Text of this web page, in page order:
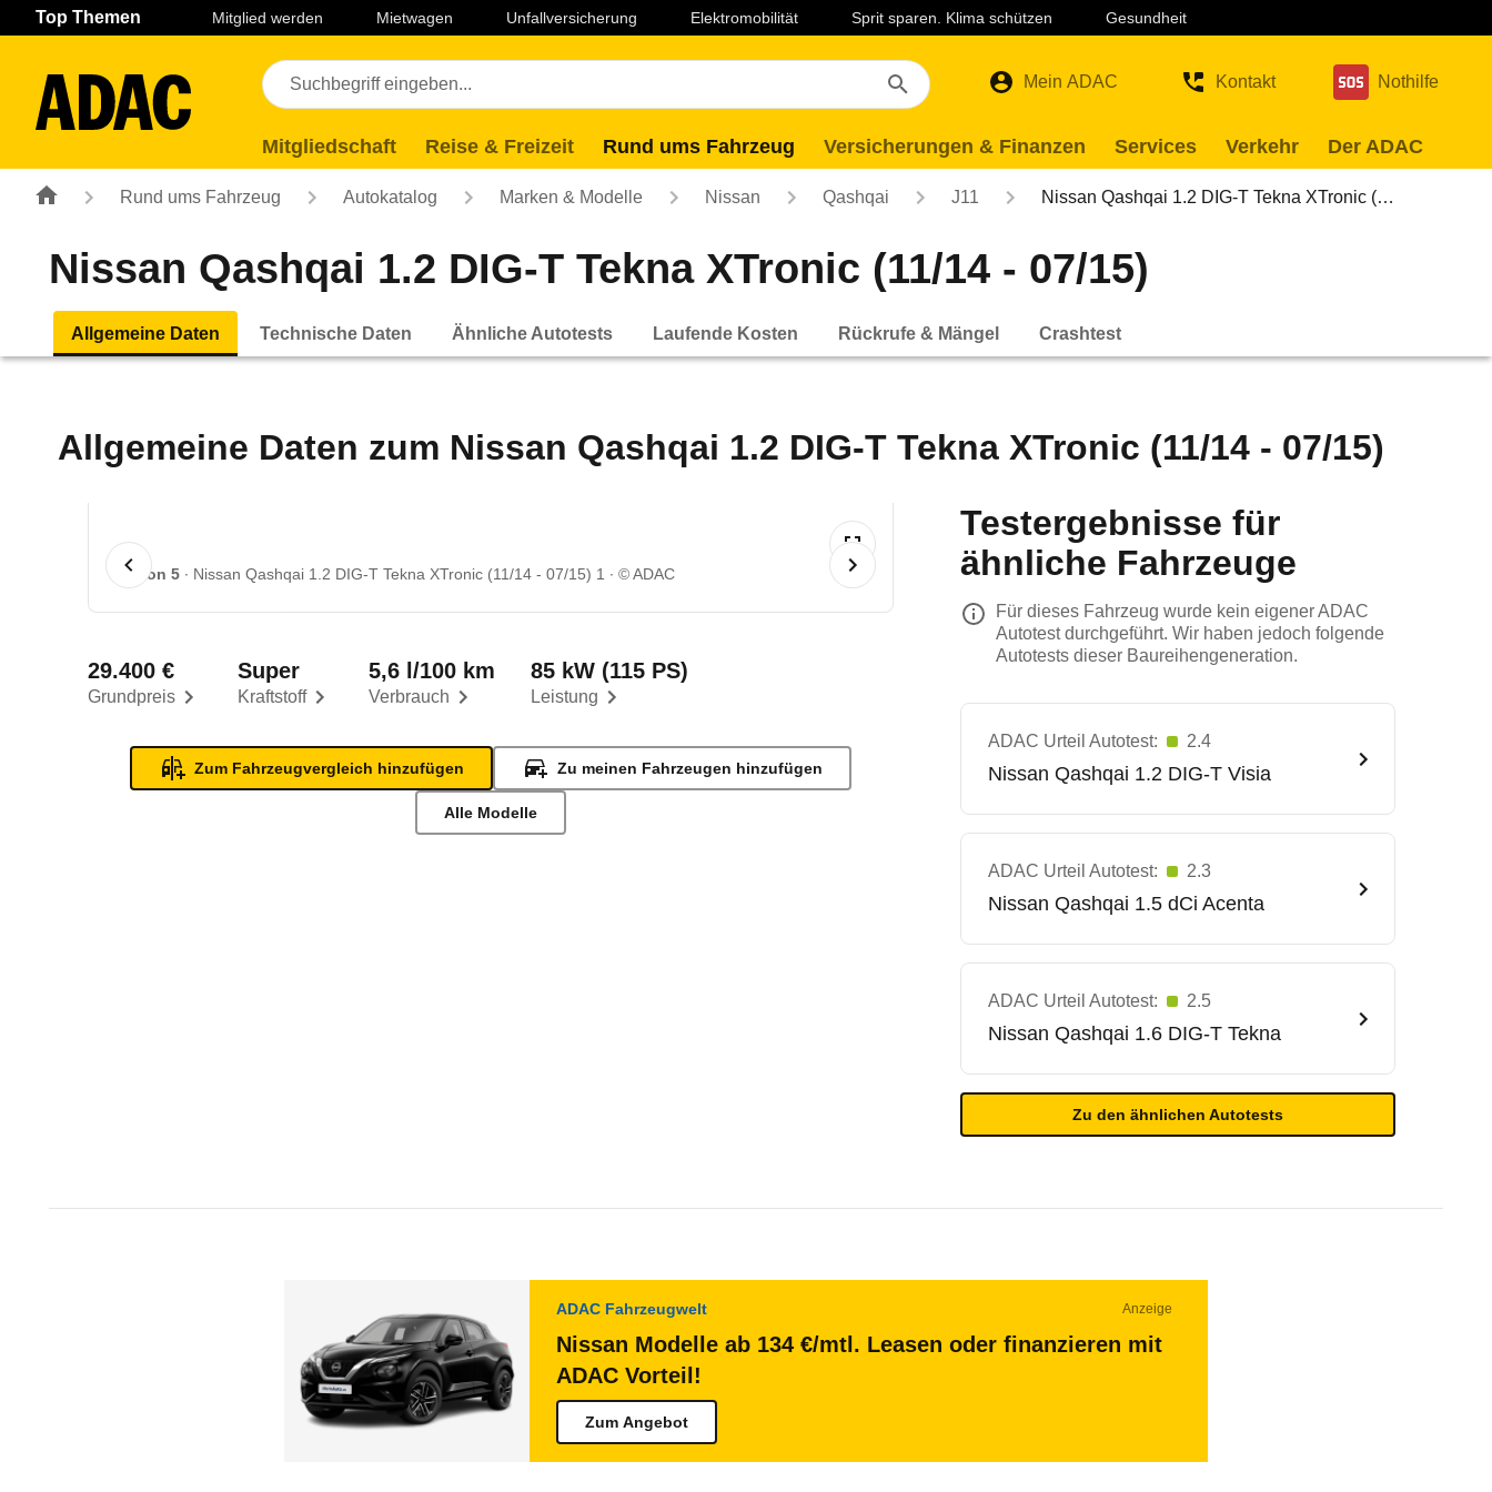
Navigation Seiteninhalt Fußzeile
Top Themen Mitglied werden Mietwagen Unfallversicherung Elektromobilität Sprit sparen. Klima schützen Gesundheit
Mein ADAC Kontakt Nothilfe
Mitgliedschaft Reise & Freizeit Rund ums Fahrzeug Versicherungen & Finanzen Services Verkehr Der ADAC
Rund ums Fahrzeug Autokatalog Marken & Modelle Nissan Qashqai J11 Nissan Qashqai 1.2 DIG-T Tekna XTronic (…
Nissan Qashqai 1.2 DIG-T Tekna XTronic (11/14 - 07/15)
Allgemeine Daten Technische Daten Ähnliche Autotests Laufende Kosten Rückrufe & Mängel Crashtest
Allgemeine Daten zum Nissan Qashqai 1.2 DIG-T Tekna XTronic (11/14 - 07/15)
1 von 5 Nissan Qashqai 1.2 DIG-T Tekna XTronic (11/14 - 07/15) 1 © ADAC
Grundpreis
29.400 €
Kraftstoff
Super
Verbrauch
5,6 l/100 km
Leistung
85 kW (115 PS)
Zum Fahrzeugvergleich hinzufügen Zu meinen Fahrzeugen hinzufügen
Alle Modelle
Testergebnisse für
ähnliche Fahrzeuge
Für dieses Fahrzeug wurde kein eigener ADAC
Autotest durchgeführt. Wir haben jedoch folgende
Autotests dieser Baureihengeneration.
ADAC Urteil Autotest: 2.4
Nissan Qashqai 1.2 DIG-T Visia
ADAC Urteil Autotest: 2.3
Nissan Qashqai 1.5 dCi Acenta
ADAC Urteil Autotest: 2.5
Nissan Qashqai 1.6 DIG-T Tekna
Zu den ähnlichen Autotests
ADAC Fahrzeugwelt Anzeige
Nissan Modelle ab 134 €/mtl. Leasen oder finanzieren mit
ADAC Vorteil!
Zum Angebot